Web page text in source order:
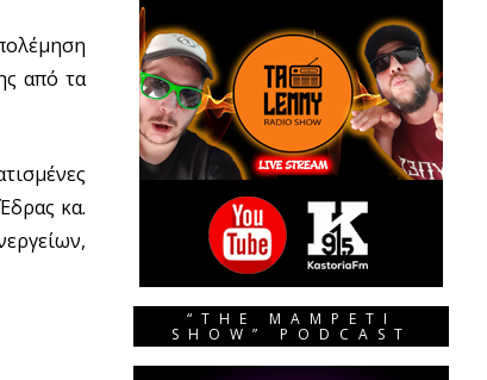
από τα
κα.
“THE MAMPETI
SHOW” PODCAST